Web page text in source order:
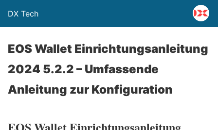
DX Tech
EOS Wallet Einrichtungsanleitung
2024 5.2.2 – Umfassende
Anleitung zur Konfiguration